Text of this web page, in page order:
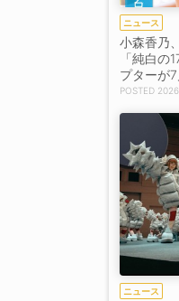
ニュース
小森香乃
「純白の
プターが
独占配信
ニュース